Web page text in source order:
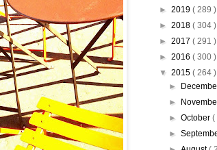
► 2019 ( 289 )
► 2018 ( 304 )
► 2017 ( 291 )
► 2016 ( 300 )
▼ 2015 ( 264 )
►
►
► October (
►